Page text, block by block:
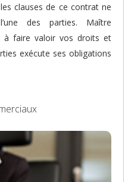
clauses de ce contrat ne
des parties. Maître
à faire valoir vos droits et
exécute ses obligations